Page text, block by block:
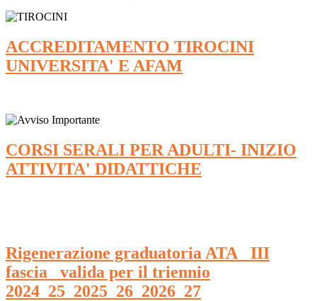
ACCREDITAMENTO TIROCINI
UNIVERSITA' E AFAM
CORSI SERALI PER ADULTI- INIZIO
ATTIVITA' DIDATTICHE
Rigenerazione graduatoria ATA_ III
fascia_ valida per il triennio
2024_25_2025_26_2026_27